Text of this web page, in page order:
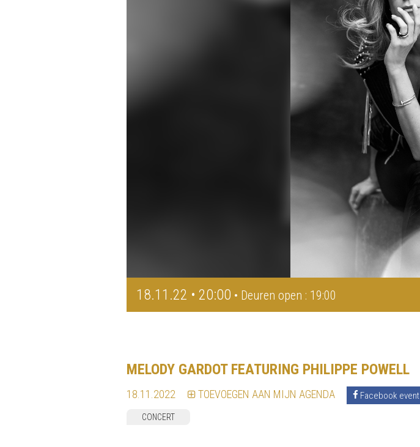
18.11.22 • 20:00 • Deuren open : 19:00
MELODY GARDOT FEATURING PHILIPPE POWELL
18.11.2022 TOEVOEGEN AAN MIJN AGENDA Facebook event
CONCERT